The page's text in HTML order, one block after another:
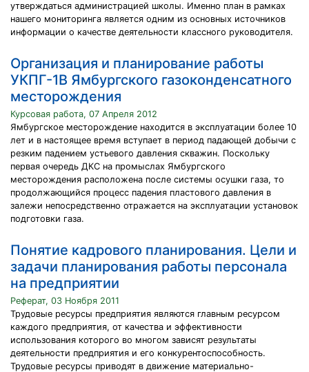
утверждаться администрацией школы. Именно план в рамках
нашего мониторинга является одним из основных источников
информации о качестве деятельности классного руководителя.
Организация и планирование работы
УКПГ-1В Ямбургского газоконденсатного
месторождения
Курсовая работа, 07 Апреля 2012
Ямбургское месторождение находится в эксплуатации более 10
лет и в настоящее время вступает в период падающей добычи с
резким падением устьевого давления скважин. Поскольку
первая очередь ДКС на промыслах Ямбургского
месторождения расположена после системы осушки газа, то
продолжающийся процесс падения пластового давления в
залежи непосредственно отражается на эксплуатации установок
подготовки газа.
Понятие кадрового планирования. Цели и
задачи планирования работы персонала
на предприятии
Реферат, 03 Ноября 2011
Трудовые ресурсы предприятия являются главным ресурсом
каждого предприятия, от качества и эффективности
использования которого во многом зависят результаты
деятельности предприятия и его конкурентоспособность.
Трудовые ресурсы приводят в движение материально-